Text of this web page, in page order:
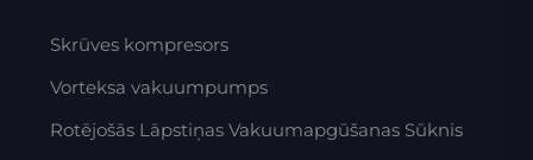
Skrūves kompresors
Vorteksa vakuumpumps
Rotējošās Lāpstiņas Vakuumapgūšanas Sūknis